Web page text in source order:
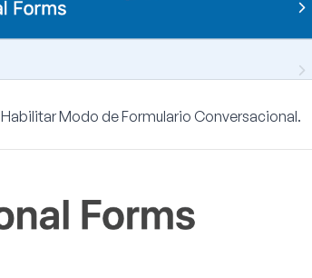
Habilitar Modo de Formulario Conversacional.